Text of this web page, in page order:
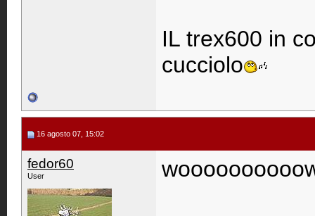
IL trex600 in
cucciolo
16 agosto 07, 15:02
fedor60
User